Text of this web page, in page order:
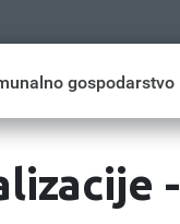
gospodarstvo
-